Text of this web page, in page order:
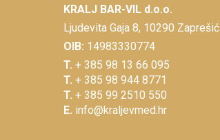
KRALJ BAR-VIL d.o.o.
Ljudevita Gaja 8, 10290 Zaprešić
OIB: 14983330774
T. + 385 98 13 66 095
T. + 385 98 944 8771
T. + 385 99 2510 550
E. info@kraljevmed.hr